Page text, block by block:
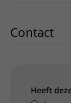
Contact
Heeft